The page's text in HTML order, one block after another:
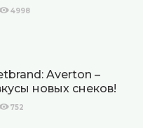
4998
Averton –
новых снеков!
752